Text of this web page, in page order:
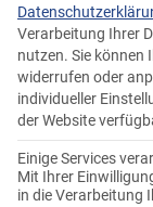
Verarbeitung Ihrer
nutzen. Sie können
widerrufen oder
individueller
der Website
Einige Services
Mit Ihrer
in die Verarbeitung